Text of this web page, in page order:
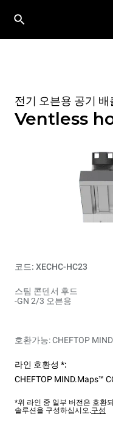
전기 오븐용 공기 배
Ventless
코드: XECHC-HC23
스팀 콘덴서 후드
-GN 2/3 오븐용
호환가능: CHEFTOP
라인 호환성 *:
CHEFTOP MIND.Maps™
*위 라인 중 일부 버전은 호환
솔루션을 구성하십시오.구성